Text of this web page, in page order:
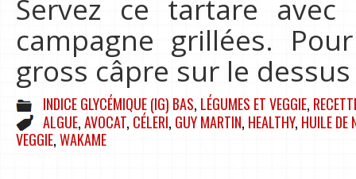
Servez ce tartare
campagne grillées.
gross câpre sur le
INDICE GLYCÉMIQUE (IG) BAS, LÉGUMES ET VEGGIE,
ALGUE,AVOCAT, CÉLERI, GUY MARTIN, HEALTHY, HUILE DE
VEGGIE,WAKAME